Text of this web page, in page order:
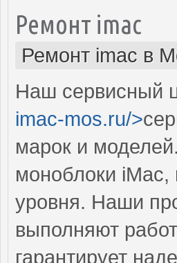
Ремонт imac
Ремонт imac в
Наш сервисный
imac-mos.ru/>
марок и
моноблоки iMac,
уровня. Наши
выполняют
гарантирует